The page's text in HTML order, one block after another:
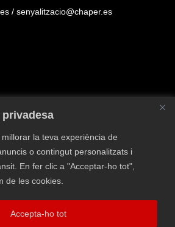
privadesa
la teva experiència de
o contingut personalitzats i
En fer clic a "Acceptar-ho tot",
de les cookies.
Accepta-ho tot
/ senyalitzacio@chaper.es
Política de Cookies
Avís
qualitat i medi ambient
Kit Digital, Pla de Recuperació,
Espanya-Next Generation EU.